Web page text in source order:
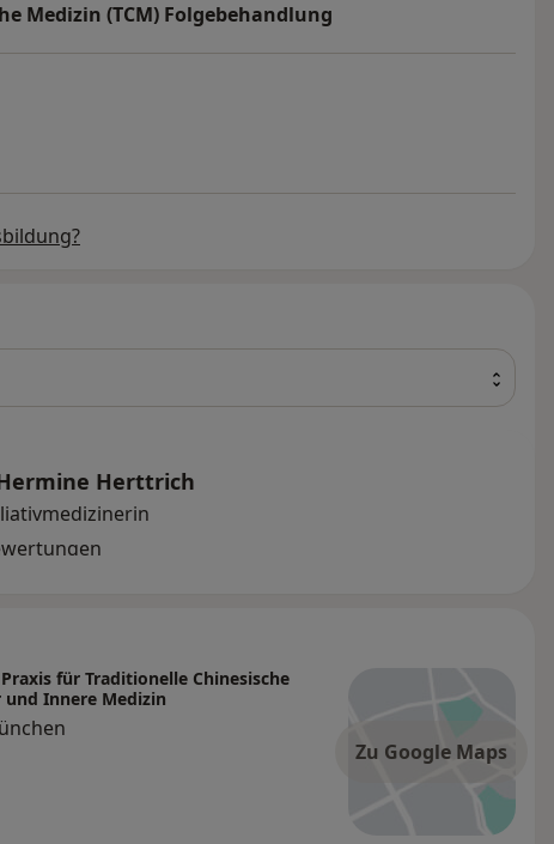
Medizin (TCM) Folgebehandlung
Herttrich
Zu Google Maps
für Traditionelle Chinesische
Innere Medizin